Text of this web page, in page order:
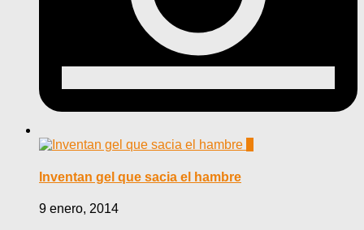
Inventan gel que sacia el hambre
9 enero, 2014